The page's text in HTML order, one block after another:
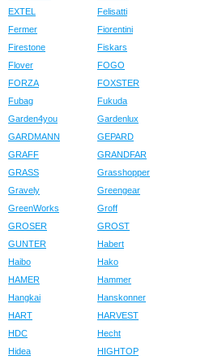
EXTEL
Felisatti
Fermer
Fiorentini
Firestone
Fiskars
Flover
FOGO
FORZA
FOXSTER
Fubag
Fukuda
Garden4you
Gardenlux
GARDMANN
GEPARD
GRAFF
GRANDFAR
GRASS
Grasshopper
Gravely
Greengear
GreenWorks
Groff
GROSER
GROST
GUNTER
Habert
Haibo
Hako
HAMER
Hammer
Hangkai
Hanskonner
HART
HARVEST
HDC
Hecht
Hidea
HIGHTOP